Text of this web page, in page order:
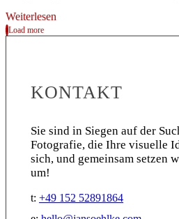
Weiterlesen
Load more
KONTAKT
Sie sind in Siegen auf der
Fotografie, die Ihre visuelle
sich, und gemeinsam
um!
t: +49 152 52891864